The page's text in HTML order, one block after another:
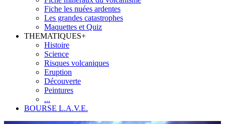
Fiche les nuées ardentes
Les grandes catastrophes
Maquettes et Quiz
THEMATIQUES+
Histoire
Science
Risques volcaniques
Eruption
Découverte
Peintures
...
BOURSE L.A.V.E.